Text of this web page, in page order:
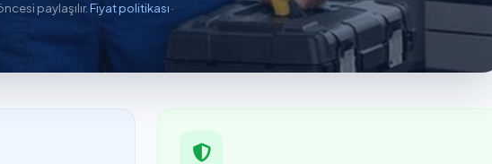
paylaşılır. Fiyat politikası ·